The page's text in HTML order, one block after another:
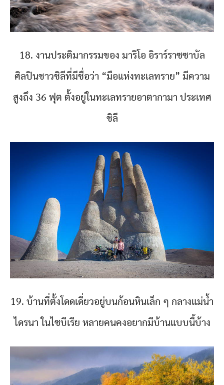
18. งานประติมากรรมของ มาริโอ อิราร์ราซซาบัล
ศิลปินชาวชิลีที่มีชื่อว่า “มือแห่งทะเลทราย” มีความ
สูงถึง 36 ฟุต ตั้งอยู่ในทะเลทรายอาตากามา ประเทศ
ชิลี
19. บ้านที่ตั้งโดดเดี่ยวอยู่บนก้อนหินเล็ก ๆ กลางแม่น้ำ
ไดรนา ในไซบีเรีย หลายคนคงอยากมีบ้านแบบนี้บ้าง